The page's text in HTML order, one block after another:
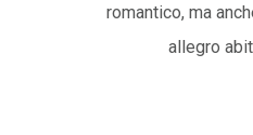
romantico, ma
allegro